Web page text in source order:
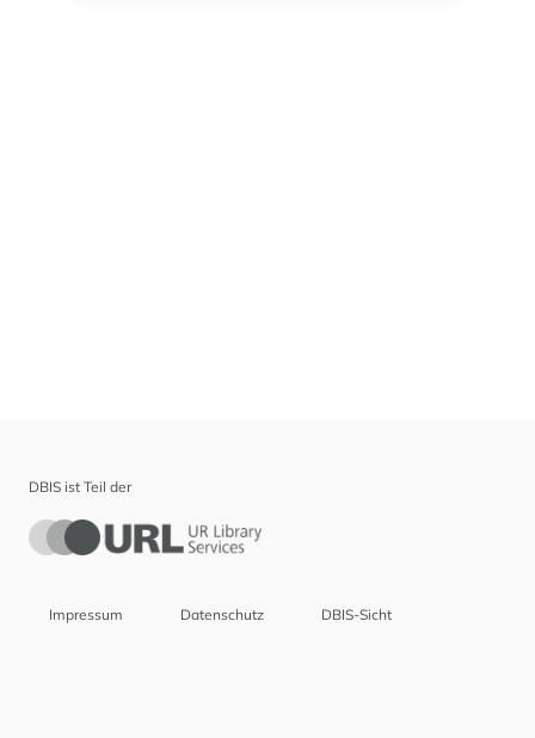
DBIS ist Teil der
Impressum Datenschutz DBIS-Sicht